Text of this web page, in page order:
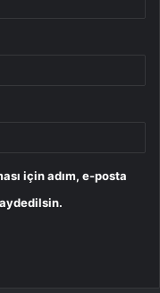
için adım, e-posta